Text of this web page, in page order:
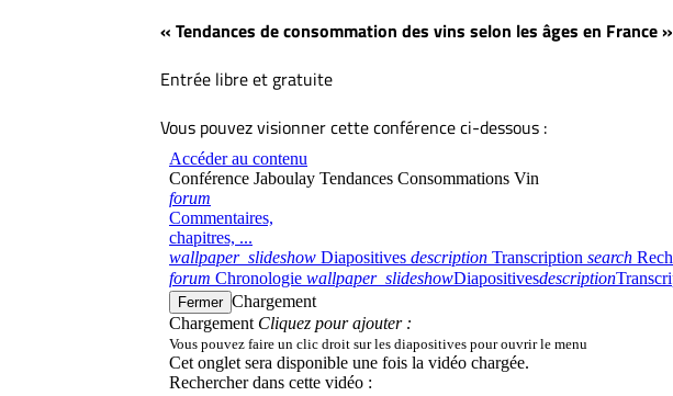
« Tendances de consommation des vins selon les âges en France »
Entrée libre et gratuite
Vous pouvez visionner cette conférence ci-dessous :